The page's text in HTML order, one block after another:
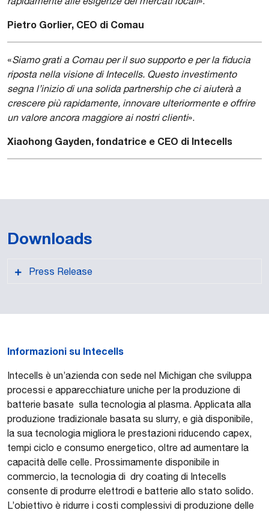
Pietro Gorlier, CEO di Comau
«Siamo grati a Comau per il suo supporto e per la fiducia
riposta nella visione di Intecells. Questo investimento
segna l’inizio di una solida partnership che ci aiuterà a
crescere più rapidamente, innovare ulteriormente e offrire
un valore ancora maggiore ai nostri clienti».
Xiaohong Gayden, fondatrice e CEO di Intecells
Downloads
Press Release
Informazioni su Intecells
Intecells è un’azienda con sede nel Michigan che sviluppa
processi e apparecchiature uniche per la produzione di
batterie basate sulla tecnologia al plasma. Applicata alla
produzione tradizionale basata su slurry, e già disponibile,
la sua tecnologia migliora le prestazioni riducendo capex,
tempi ciclo e consumo energetico, oltre ad aumentare la
capacità delle celle. Prossimamente disponibile in
commercio, la tecnologia di dry coating di Intecells
consente di produrre elettrodi e batterie allo stato solido.
L’obiettivo è ridurre i costi complessivi di produzione delle